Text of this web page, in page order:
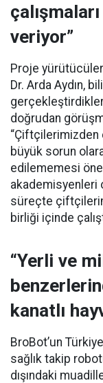
veriyor”
Proje
Dr. Arda Aydın,
doğrudan
büyük sorun
edilememesi
akademisyenleri
süreçte
birliği içinde
“Yerli ve
kanatlı
BroBot’un
sağlık takip
dışındaki